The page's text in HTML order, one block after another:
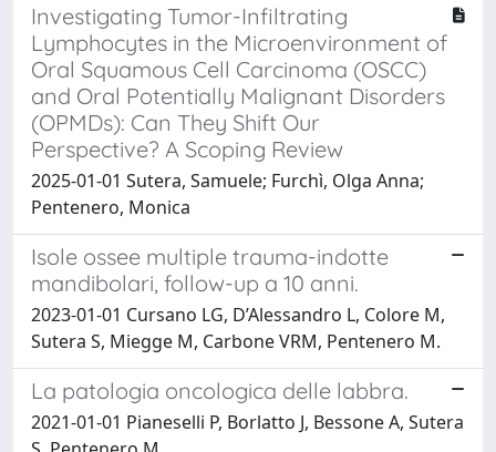
Investigating Tumor-Infiltrating
Lymphocytes in the Microenvironment of
Oral Squamous Cell Carcinoma (OSCC)
and Oral Potentially Malignant Disorders
(OPMDs): Can They Shift Our
Perspective? A Scoping Review
2025-01-01 Sutera, Samuele; Furchì, Olga Anna;
Pentenero, Monica
Isole ossee multiple trauma-indotte
mandibolari, follow-up a 10 anni.
2023-01-01 Cursano LG, D’Alessandro L, Colore M,
Sutera S, Miegge M, Carbone VRM, Pentenero M.
La patologia oncologica delle labbra.
2021-01-01 Pianeselli P, Borlatto J, Bessone A, Sutera